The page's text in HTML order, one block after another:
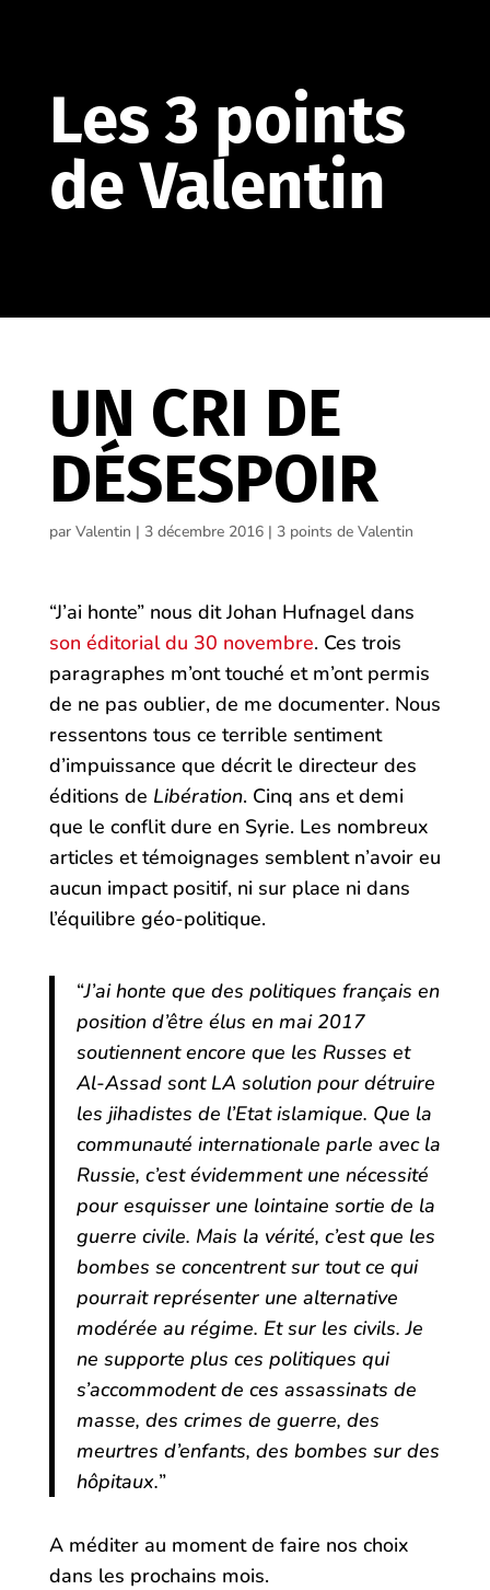
Les 3 points
de Valentin
UN CRI DE
DÉSESPOIR
par Valentin | 3 décembre 2016| 3 points de Valentin
“J’ai honte” nous dit Johan Hufnagel dans
son éditorial du 30 novembre. Ces trois
paragraphes m’ont touché et m’ont permis
de ne pas oublier, de me documenter. Nous
ressentons tous ce terrible sentiment
d’impuissance que décrit le directeur des
éditions de Libération. Cinq ans et demi
que le conflit dure en Syrie. Les nombreux
articles et témoignages semblent n’avoir eu
aucun impact positif, ni sur place ni dans
l’équilibre géo-politique.
“J’ai honte que des politiques français en
position d’être élus en mai 2017
soutiennent encore que les Russes et
Al-Assad sont LA solution pour détruire
les jihadistes de l’Etat islamique. Que la
communauté internationale parle avec la
Russie, c’est évidemment une nécessité
pour esquisser une lointaine sortie de la
guerre civile. Mais la vérité, c’est que les
bombes se concentrent sur tout ce qui
pourrait représenter une alternative
modérée au régime. Et sur les civils. Je
ne supporte plus ces politiques qui
s’accommodent de ces assassinats de
masse, des crimes de guerre, des
meurtres d’enfants, des bombes sur des
hôpitaux.”
A méditer au moment de faire nos choix
dans les prochains mois.